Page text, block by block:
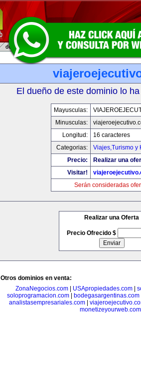
El dueño de este dominio lo
Mayusculas:
Minusculas:
Longitud:
16 caracteres
Categorias:
Viajes,Turismo y
Precio:
Realizar una
Visitar!
Serán consideradas
Realizar una Oferta
Precio Ofrecido $
Otros dominios en venta:
ZonaNegocios.com
USApropiedades.com
soloprogramacion.com| bodegasargentinas.com
analistasempresariales.com
monetizeyourweb.com